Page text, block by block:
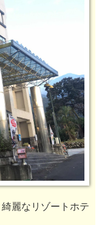
麗なリゾートホテ